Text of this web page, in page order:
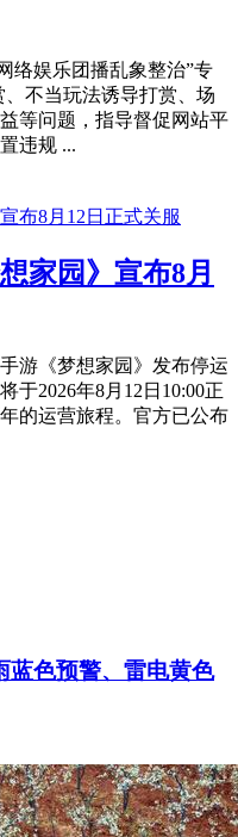
络娱乐团播乱象整治”专
不当玩法诱导打赏、场
等问题，指导督促网站平
违规 ...
家园》宣布8月
游《梦想家园》发布停运
于2026年8月12日10:00正
的运营旅程。官方已公布
蓝色预警、雷电黄色